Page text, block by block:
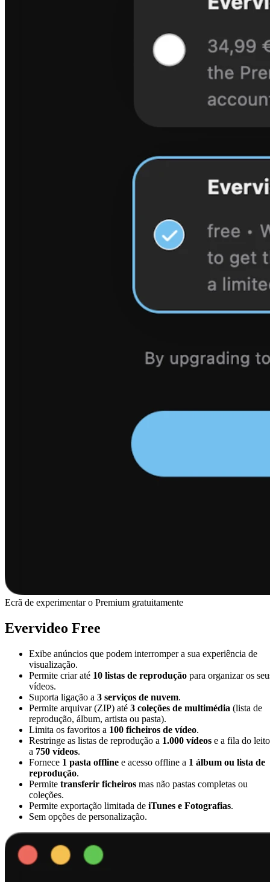
Ecrã de experimentar o Premium gratuitamente
Evervideo Free
Exibe anúncios que podem interromper a sua experiência de
visualização.
Permite criar até 10 listas de reprodução para organizar os
vídeos.
Suporta ligação a 3 serviços de nuvem.
Permite arquivar (ZIP) até 3 coleções de multimédia (lista de
reprodução, álbum, artista ou pasta).
Limita os favoritos a 100 ficheiros de vídeo.
Restringe as listas de reprodução a 1.000 vídeos e a fila do
a 750 vídeos.
Fornece 1 pasta offline e acesso offline a 1 álbum ou lista de
reprodução.
Permite transferir ficheiros mas não pastas completas ou
coleções.
Permite exportação limitada de iTunes e Fotografias.
Sem opções de personalização.